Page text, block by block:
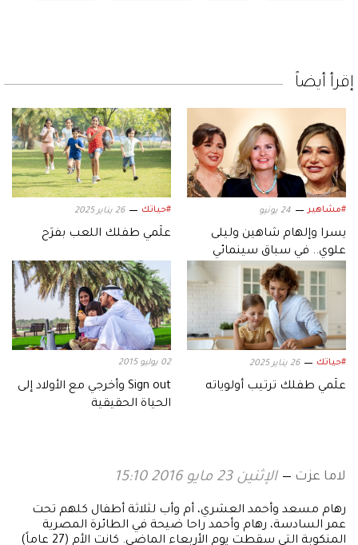
إقرأ أيضاً
#مشاهير 24 يونيو
يسرا وإلهام شاهين وليلى
علوي.. في سباق سينمائي
مرتقب
#حياتك 26 يناير 2025
علّمي طفلك اللعب بفرَح
#حياتك 26 يناير 2025
علّمي طفلك ترتيب أولوياته
02 يوليو 2015
Sign out وأخرجي مع الأولاد إلى
الحياة الحقيقية
لاما عزت الإثنين 23 مايو 2016 15:10
رهام مسعد وأحمد العشري، أم وأب لثلاثة أطفال كلهم تحت
عمر السادسة، رهام وأحمد راحا ضيحة في الطائرة المصرية
المنكوبة التي سقطت يوم الأربعاء الماضي. كانت الأم (27 عاماً)